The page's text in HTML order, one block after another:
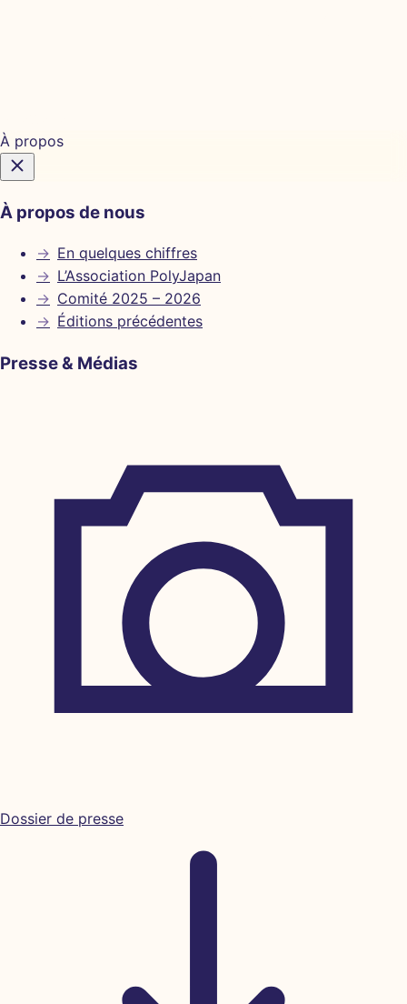
À propos
À propos de nous
→ En quelques chiffres
→ L’Association PolyJapan
→ Comité 2025 – 2026
→ Éditions précédentes
Presse & Médias
Dossier de presse